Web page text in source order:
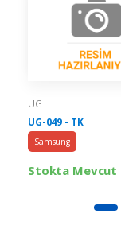
UG
UG-049 - TK
Samsung
Stokta Mevcut